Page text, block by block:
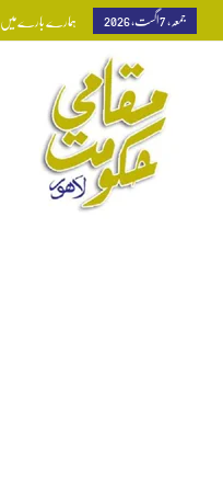
جمعہ, 7 اگست, 2026 ہمارے بارے میں